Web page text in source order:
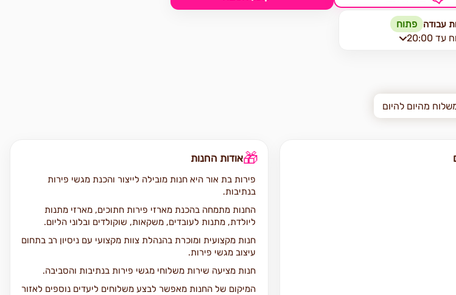
עבודה
פתוח
20:00
מהיום להיום
🎁אודות החנות
פירות בת אור היא חנות מובילה לייצור והכנת מגשי פירות
בנתיבות.
החנות מתמחה בהכנת מארזי פירות חתוכים, מארזי מתנות
ליולדת, מתנות לעובדים, משקאות, שוקולדים ובלוני הליום.
חנות מקצועית ומוכרת בהנהלת צוות מקצועי עם ניסיון רב בתחום
עיצוב מגשי פירות.
חנות מציעה שירות משלוחי מגשי פירות בנתיבות והסביבה.
המיקום של החנות מאפשר לבצע משלוחים ליעדים נוספים לאזור